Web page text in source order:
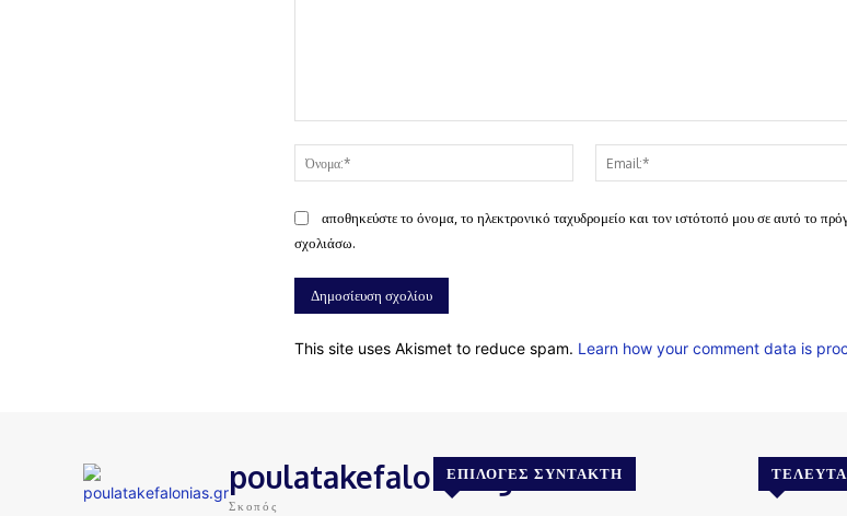
Όνομα:*
αποθηκεύστε το όνομα, το ηλεκτρονικό ταχυδρομείο και τον ιστότοπό μου σε αυτό το
σχολιάσω.
This site uses Akismet to reduce spam. Learn how your comment data is
poulatakefalonias.gr
Σκοπός
ΕΠΙΛΟΓΈΣ ΣΥΝΤΆΚΤΗ